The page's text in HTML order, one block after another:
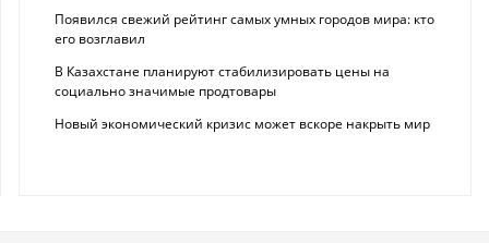
Появился свежий рейтинг самых умных городов мира: кто
его возглавил
В Казахстане планируют стабилизировать цены на
социально значимые продтовары
Новый экономический кризис может вскоре накрыть мир